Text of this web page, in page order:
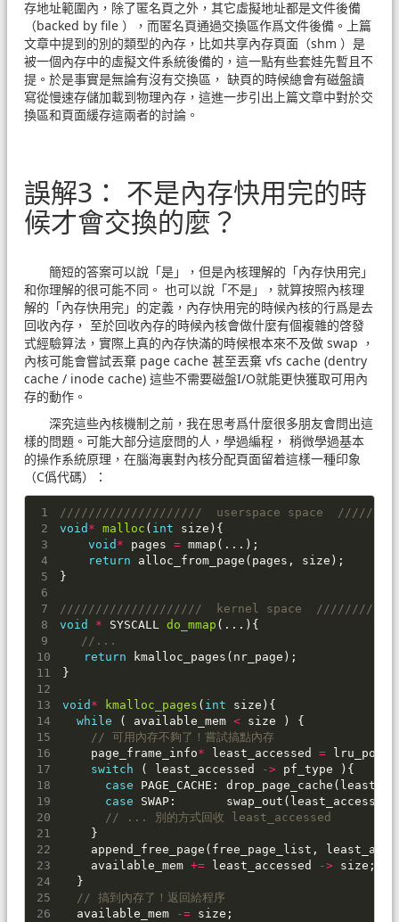
存地址範圍內，除了匿名頁之外，其它虛擬地址都是文件後備
（backed by file ），而匿名頁通過交換區作爲文件後備。上篇
文章中提到的別的類型的內存，比如共享內存頁面（shm ）是
被一個內存中的虛擬文件系統後備的，這一點有些套娃先暫且不
提。於是事實是無論有沒有交換區， 缺頁的時候總會有磁盤讀
寫從慢速存儲加載到物理內存，這進一步引出上篇文章中對於交
換區和頁面緩存這兩者的討論。
誤解3： 不是內存快用完的時
候才會交換的麼？
簡短的答案可以說「是」，但是內核理解的「內存快用完」
和你理解的很可能不同。 也可以說「不是」，就算按照內核理
解的「內存快用完」的定義，內存快用完的時候內核的行爲是去
回收內存， 至於回收內存的時候內核會做什麼有個複雜的啓發
式經驗算法，實際上真的內存快滿的時候根本來不及做 swap ，
內核可能會嘗試丟棄 page cache 甚至丟棄 vfs cache (dentry
cache / inode cache) 這些不需要磁盤I/O就能更快獲取可用內
存的動作。
深究這些內核機制之前，我在思考爲什麼很多朋友會問出這
樣的問題。可能大部分這麼問的人，學過編程， 稍微學過基本
的操作系統原理，在腦海裏對內核分配頁面留着這樣一種印象
（C僞代碼）：
////////////////////  userspace space
void * malloc ( int size ){
void * pages = mmap (...);
return
alloc_from_page ( pages , size );
}
////////////////////  kernel space
void
* SYSCALL do_mmap (...){
//...
return
kmalloc_pages ( nr_page );
}
void * kmalloc_pages ( int size ){
while
( available_mem < size )
{
// 可用內存不夠了！嘗試搞點內存
page_frame_info* least_accessed =
switch
( least_accessed -> pf_type
){
case
PAGE_CACHE : drop_page_cache (
case
SWAP : swap_out ( least_accessed
// ... 別的方式回收 least_accessed
}
append_free_page ( free_page_list ,
available_mem += least_accessed -> size ;
}
// 搞到內存了！返回給程序
available_mem
-= size ;